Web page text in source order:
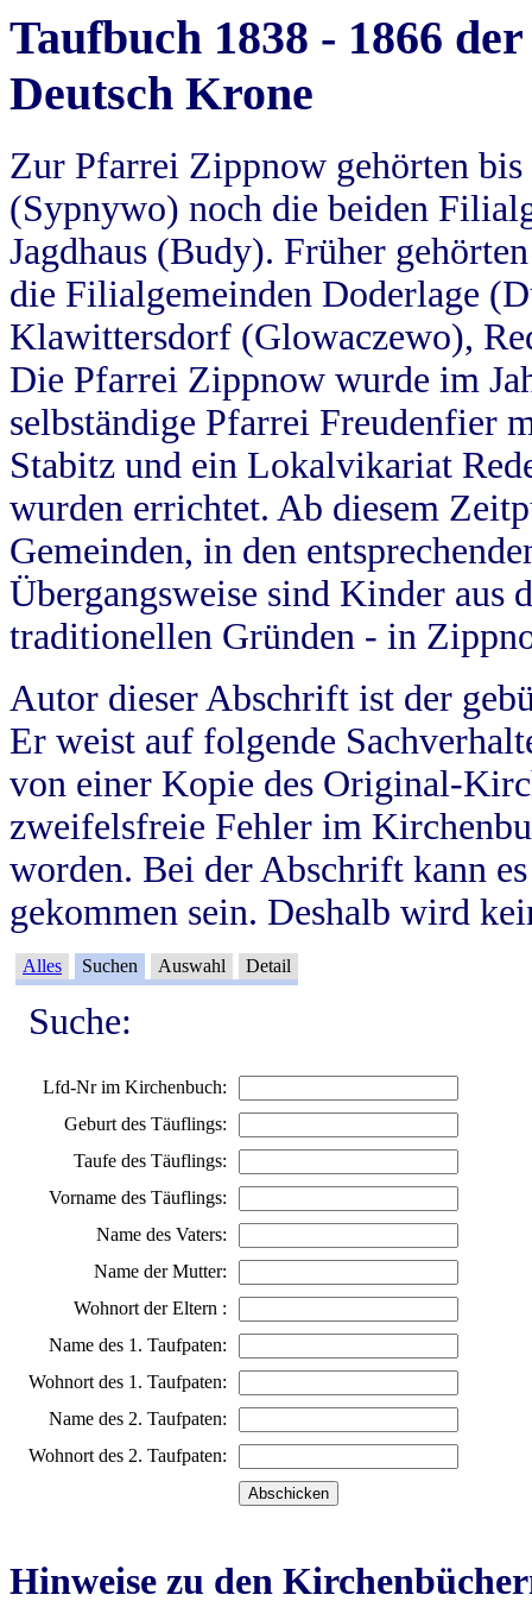
Taufbuch 1838 - 1866
Deutsch Krone
Zur Pfarrei Zippnow gehörten
(Sypnywo) noch die beiden
Jagdhaus (Budy). Früher
die Filialgemeinden Doderlage
Klawittersdorf (Glowaczewo),
Die Pfarrei Zippnow wurde im
selbständige Pfarrei Freudenfier
Stabitz und ein Lokalvikariat
wurden errichtet. Ab diesem
Gemeinden, in den
Übergangsweise sind Kinder aus
traditionellen Gründen - in
Autor dieser Abschrift ist der
Er weist auf folgende
von einer Kopie des Original-
zweifelsfreie Fehler im
worden. Bei der Abschrift kann
gekommen sein. Deshalb wird
Alles Suchen Auswahl Detail
Suche:
Lfd-Nr im Kirchenbuch:
Geburt des Täuflings:
Taufe des Täuflings:
Vorname des Täuflings:
Name des Vaters:
Name der Mutter:
Wohnort der Eltern :
Name des 1. Taufpaten:
Wohnort des 1. Taufpaten:
Name des 2. Taufpaten:
Wohnort des 2. Taufpaten:
Hinweise zu den